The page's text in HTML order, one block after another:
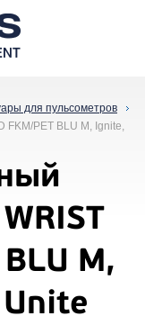
для пульсометров
FKM/PET BLU M, Ignite,
M,